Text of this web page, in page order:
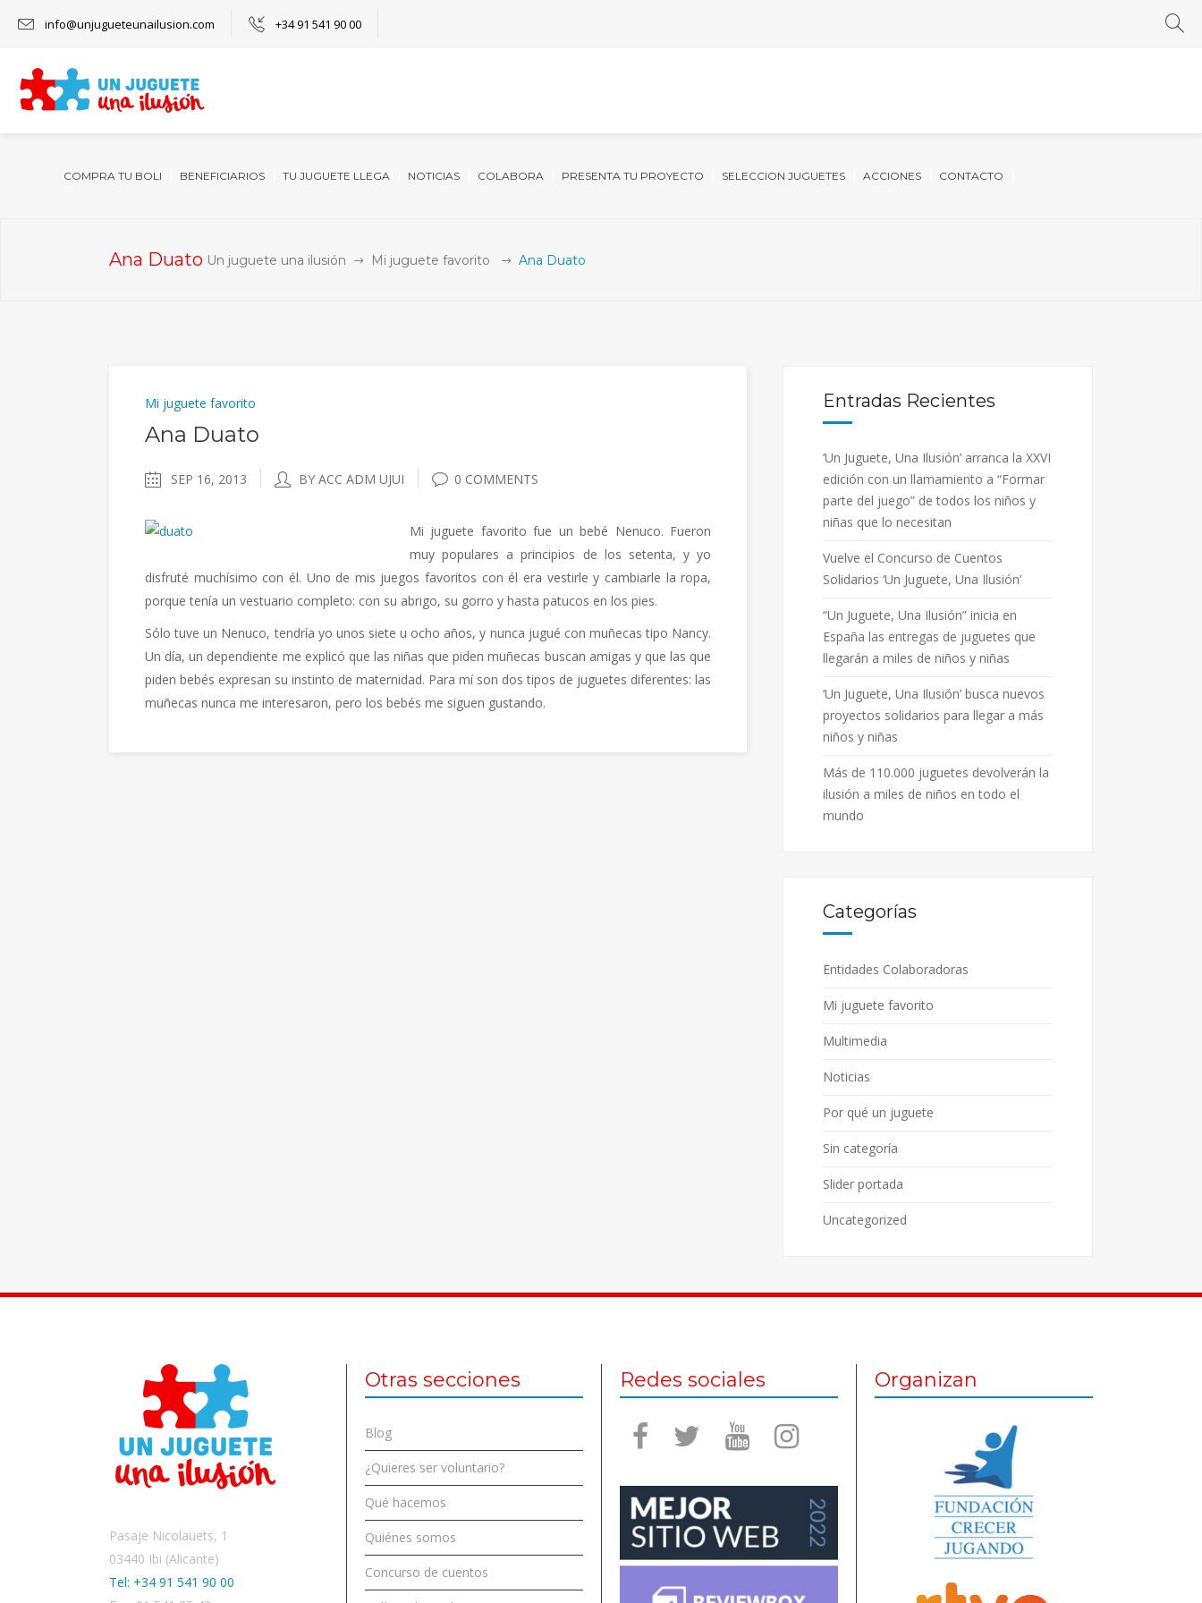
info@unjugueteunailusion.com +34 91 541 90 00
COMPRA TU BOLI BENEFICIARIOS TU JUGUETE LLEGA NOTICIAS COLABORA PRESENTA TU PROYECTO SELECCION JUGUETES ACCIONES CONTACTO
Ana Duato Un juguete una ilusión Mi juguete favorito Ana Duato
Mi juguete favorito
Ana Duato
SEP 16, 2013 BY ACC ADM UJUI 0 COMMENTS
Mi juguete favorito fue un bebé Nenuco. Fueron
muy populares a principios de los setenta, y yo
disfruté muchísimo con él. Uno de mis juegos favoritos con él era vestirle y cambiarle la ropa,
porque tenía un vestuario completo: con su abrigo, su gorro y hasta patucos en los pies.
Sólo tuve un Nenuco, tendría yo unos siete u ocho años, y nunca jugué con muñecas tipo Nancy.
Un día, un dependiente me explicó que las niñas que piden muñecas buscan amigas y que las que
piden bebés expresan su instinto de maternidad. Para mí son dos tipos de juguetes diferentes: las
muñecas nunca me interesaron, pero los bebés me siguen gustando.
Entradas Recientes
‘Un Juguete, Una Ilusión’ arranca la XXVI
edición con un llamamiento a “Formar
parte del juego” de todos los niños y
niñas que lo necesitan
Vuelve el Concurso de Cuentos
Solidarios ‘Un Juguete, Una Ilusión’
“Un Juguete, Una Ilusión” inicia en
España las entregas de juguetes que
llegarán a miles de niños y niñas
‘Un Juguete, Una Ilusión’ busca nuevos
proyectos solidarios para llegar a más
niños y niñas
Más de 110.000 juguetes devolverán la
ilusión a miles de niños en todo el
mundo
Categorías
Entidades Colaboradoras
Mi juguete favorito
Multimedia
Noticias
Por qué un juguete
Sin categoría
Slider portada
Uncategorized
Pasaje Nicolauets, 1
03440 Ibi (Alicante)
Tel: +34 91 541 90 00
Otras secciones
Blog
¿Quieres ser voluntario?
Qué hacemos
Quiénes somos
Concurso de cuentos
Redes sociales Organizan